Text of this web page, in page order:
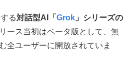
る対話型AI「 Grok」シリーズの
ース当初はベータ版として、無
全ユーザーに開放されていま